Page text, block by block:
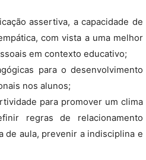
assertiva, a capacidade de
com vista a uma melhor
em contexto educativo;
para o desenvolvimento
nos alunos;
para promover um clima
regras de relacionamento
de aula, prevenir a indisciplina e